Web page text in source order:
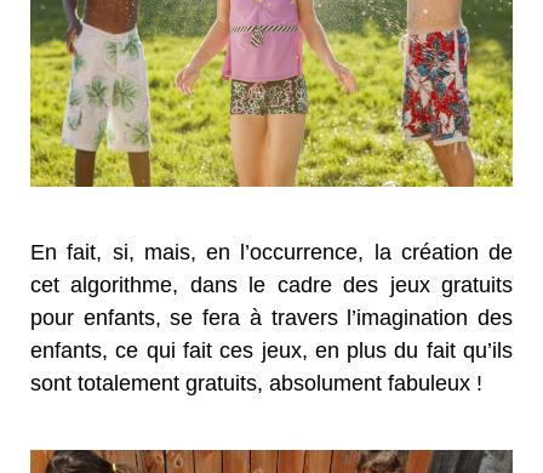
En fait, si, mais, en l’occurrence, la création de
cet algorithme, dans le cadre des jeux gratuits
pour enfants, se fera à travers l’imagination des
enfants, ce qui fait ces jeux, en plus du fait qu’ils
sont totalement gratuits, absolument fabuleux !